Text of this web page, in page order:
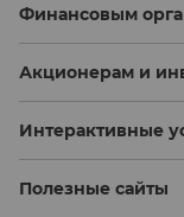
Финансовым
Акционерам и
Интерактивные
Полезные сайты